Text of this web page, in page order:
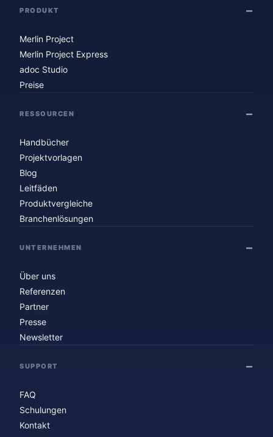
PRODUKT
Merlin Project
Merlin Project Express
adoc Studio
Preise
RESSOURCEN
Handbücher
Projektvorlagen
Blog
Leitfäden
Produktvergleiche
Branchenlösungen
UNTERNEHMEN
Über uns
Referenzen
Partner
Presse
Newsletter
SUPPORT
FAQ
Schulungen
Kontakt